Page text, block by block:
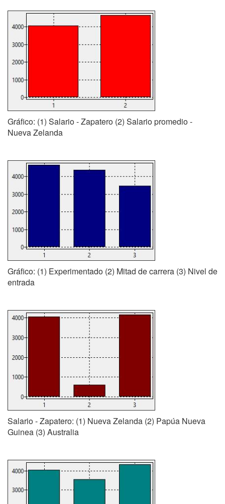
Gráfico: (1) Salario - Zapatero (2) Salario promedio -
Nueva Zelanda
Gráfico: (1) Experimentado (2) Mitad de carrera (3) Nivel de
entrada
Salario - Zapatero: (1) Nueva Zelanda (2) Papúa Nueva
Guinea (3) Australia